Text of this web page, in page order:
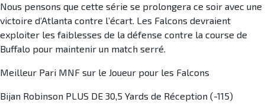
Nous pensons que cette série se prolongera ce soir avec une
victoire d’Atlanta contre l’écart. Les Falcons devraient
exploiter les faiblesses de la défense contre la course de
Buffalo pour maintenir un match serré.
Meilleur Pari MNF sur le Joueur pour les Falcons
Bijan Robinson PLUS DE 30,5 Yards de Réception (-115)